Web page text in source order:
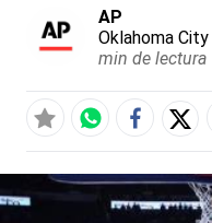
AP
Oklahoma City
min de lectura